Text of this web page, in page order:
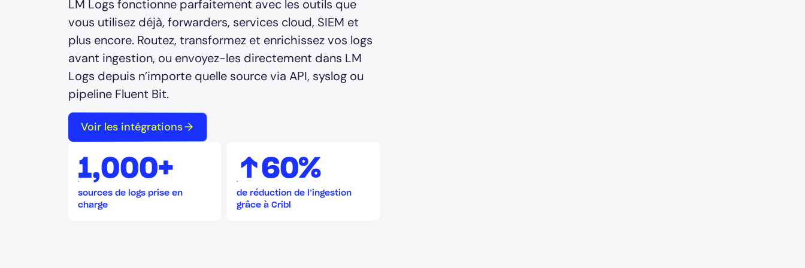
LM Logs fonctionne parfaitement avec les outils que
vous utilisez déjà, forwarders, services cloud, SIEM et
plus encore. Routez, transformez et enrichissez vos logs
avant ingestion, ou envoyez-les directement dans LM
Logs depuis n’importe quelle source via API, syslog ou
pipeline Fluent Bit.
Voir les intégrations
1,000+
sources de logs prise en
charge
↑60%
de réduction de l’ingestion
grâce à Cribl